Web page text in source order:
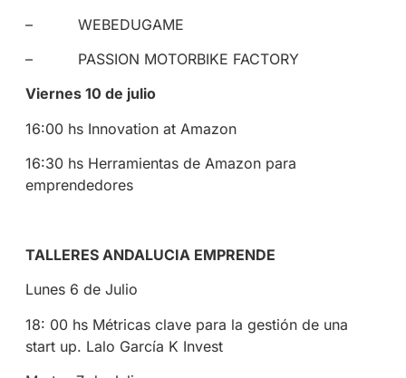
– WEBEDUGAME
– PASSION MOTORBIKE FACTORY
Viernes 10 de julio
16:00 hs Innovation at Amazon
16:30 hs Herramientas de Amazon para
emprendedores
TALLERES ANDALUCIA EMPRENDE
Lunes 6 de Julio
18: 00 hs Métricas clave para la gestión de una
start up. Lalo García K Invest